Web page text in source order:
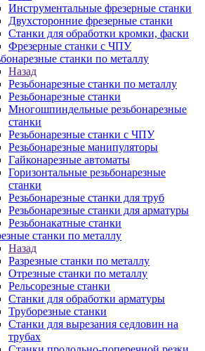
Инструментальные фрезерные станки
Двухсторонние фрезерные станки
Станки для обработки кромки, фаски
Фрезерные станки с ЧПУ
станки по металлу
Назад
Резьбонарезные станки по металлу
Резьбонарезные станки
Многошпиндельные резьбонарезные
станки
Резьбонарезные станки с ЧПУ
Резьбонарезные манипуляторы
Гайконарезные автоматы
Горизонтальные резьбонарезные
станки
Резьбонарезные станки для труб
Резьбонарезные станки для арматуры
Резьбонакатные станки
станки по металлу
Назад
Разрезные станки по металлу
Отрезные станки по металлу
Рельсорезные станки
Станки для обработки арматуры
Труборезные станки
Станки для вырезания седловин на
трубаx